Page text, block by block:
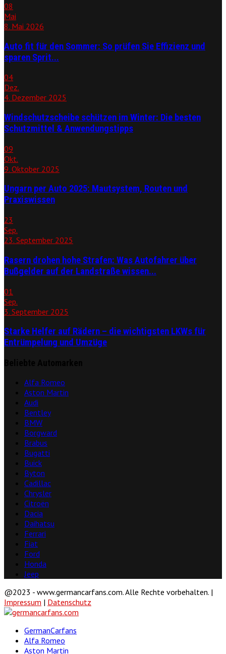
08
Mai
8. Mai 2026
Auto fit für den Sommer: So prüfen Sie Effizienz und
sparen Sprit...
04
Dez.
4. Dezember 2025
Windschutzscheibe schützen im Winter: Die besten
Schutzmittel & Anwendungstipps
09
Okt.
9. Oktober 2025
Ungarn per Auto 2025: Mautsystem, Routen und
Praxiswissen
23
Sep.
23. September 2025
Rasern drohen hohe Strafen: Was Autofahrer über
Bußgelder auf der Landstraße wissen...
01
Sep.
3. September 2025
Starke Helfer auf Rädern – die wichtigsten LKWs für
Entrümpelung und Umzüge
Alfa Romeo
Aston Martin
Audi
Bentley
BMW
Borgward
Brabus
Bugatti
Buick
Byton
Cadillac
Chrysler
Citroën
Dacia
Daihatsu
Ferrari
Fiat
Ford
Honda
Jeep
@2023 - www.germancarfans.com. Alle Rechte vorbehalten. |
Impressum | Datenschutz
GermanCarfans
Alfa Romeo
Aston Martin